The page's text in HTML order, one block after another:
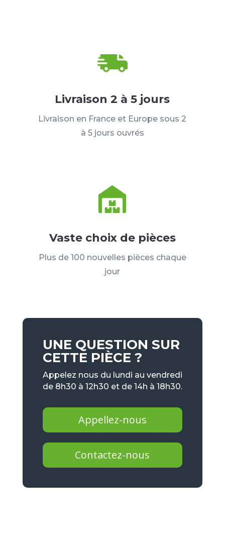
Livraison 2 à 5 jours
Livraison en France et Europe sous 2
à 5 jours ouvrés
Vaste choix de pièces
Plus de 100 nouvelles pièces chaque
jour
UNE QUESTION SUR
CETTE PIÈCE ?
Appelez nous du lundi au vendredi
de 8h30 à 12h30 et de 14h à 18h30.
Appellez-nous
Contactez-nous